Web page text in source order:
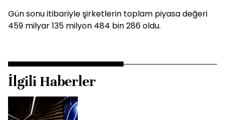
Gün sonu itibariyle şirketlerin toplam piyasa değeri
459 milyar 135 milyon 484 bin 286 oldu.
İlgili Haberler